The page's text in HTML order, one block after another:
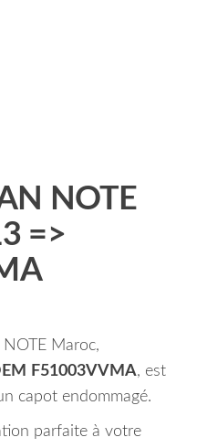
NOTE
=>
Maroc,
F51003VVMA, est
capot endommagé.
parfaite à votre